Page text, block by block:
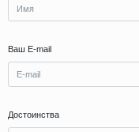
Ваш E-mail
Достоинства